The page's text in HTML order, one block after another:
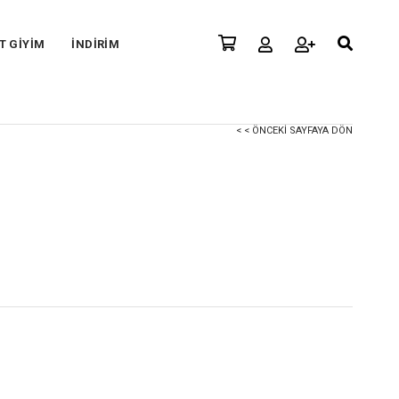
GİYİM İNDİRİM
< < ÖNCEKI SAYFAYA DÖN